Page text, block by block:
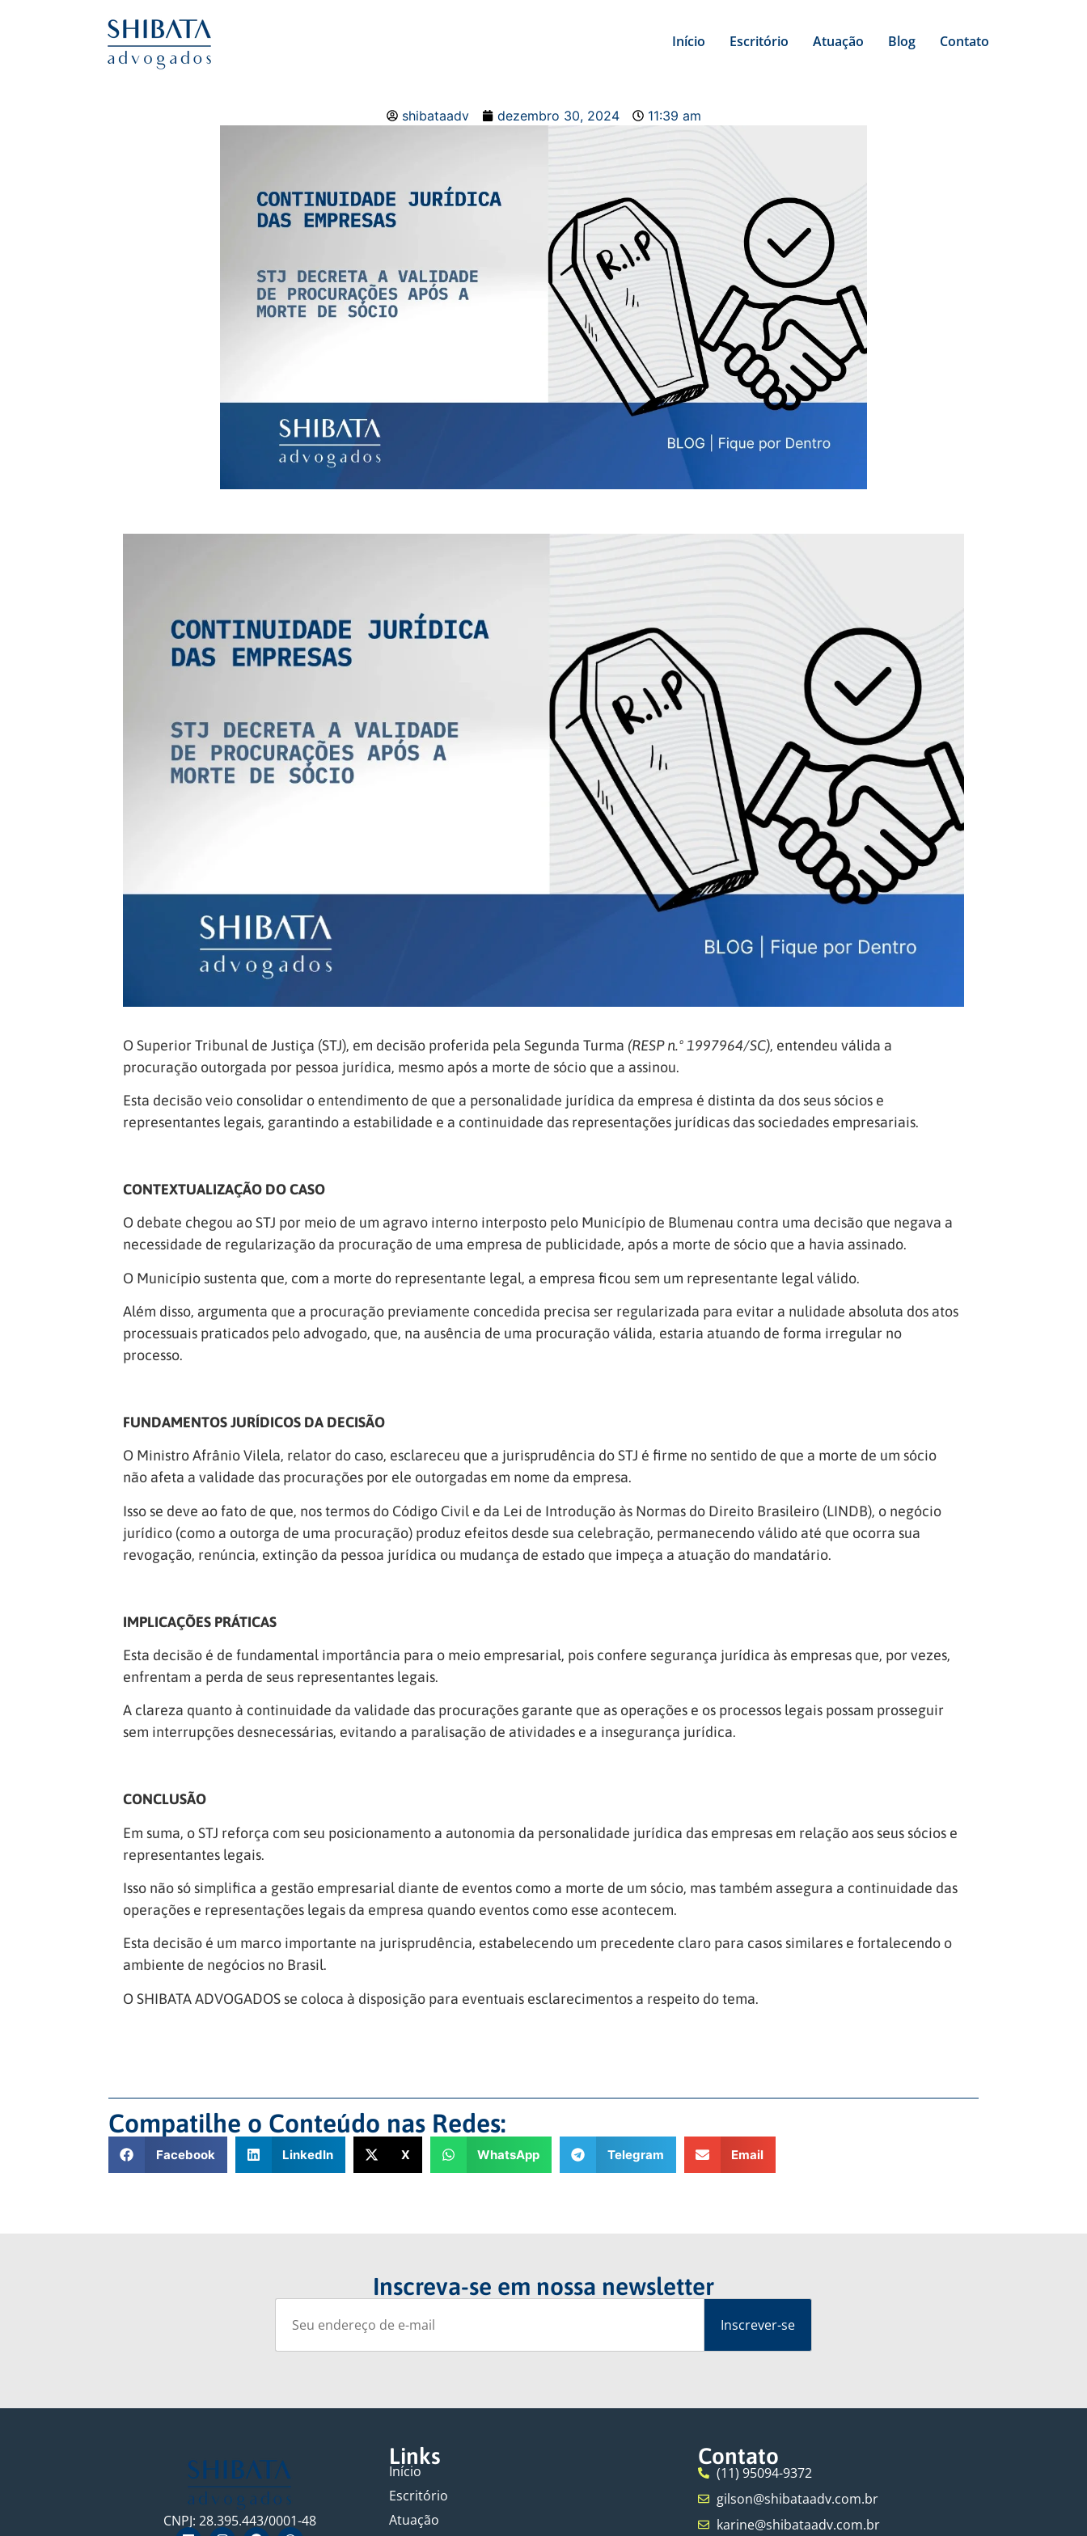
Início Escritório Atuação Blog Contato
shibataadv dezembro 30, 2024 11:39 am
O Superior Tribunal de Justiça (STJ), em decisão proferida pela Segunda Turma (RESP n.º 1997964/SC), entendeu válida a
procuração outorgada por pessoa jurídica, mesmo após a morte de sócio que a assinou.
Esta decisão veio consolidar o entendimento de que a personalidade jurídica da empresa é distinta da dos seus sócios e
representantes legais, garantindo a estabilidade e a continuidade das representações jurídicas das sociedades empresariais.
CONTEXTUALIZAÇÃO DO CASO
O debate chegou ao STJ por meio de um agravo interno interposto pelo Município de Blumenau contra uma decisão que negava a
necessidade de regularização da procuração de uma empresa de publicidade, após a morte de sócio que a havia assinado.
O Município sustenta que, com a morte do representante legal, a empresa ficou sem um representante legal válido.
Além disso, argumenta que a procuração previamente concedida precisa ser regularizada para evitar a nulidade absoluta dos atos
processuais praticados pelo advogado, que, na ausência de uma procuração válida, estaria atuando de forma irregular no
processo.
FUNDAMENTOS JURÍDICOS DA DECISÃO
O Ministro Afrânio Vilela, relator do caso, esclareceu que a jurisprudência do STJ é firme no sentido de que a morte de um sócio
não afeta a validade das procurações por ele outorgadas em nome da empresa.
Isso se deve ao fato de que, nos termos do Código Civil e da Lei de Introdução às Normas do Direito Brasileiro (LINDB), o negócio
jurídico (como a outorga de uma procuração) produz efeitos desde sua celebração, permanecendo válido até que ocorra sua
revogação, renúncia, extinção da pessoa jurídica ou mudança de estado que impeça a atuação do mandatário.
IMPLICAÇÕES PRÁTICAS
Esta decisão é de fundamental importância para o meio empresarial, pois confere segurança jurídica às empresas que, por vezes,
enfrentam a perda de seus representantes legais.
A clareza quanto à continuidade da validade das procurações garante que as operações e os processos legais possam prosseguir
sem interrupções desnecessárias, evitando a paralisação de atividades e a insegurança jurídica.
CONCLUSÃO
Em suma, o STJ reforça com seu posicionamento a autonomia da personalidade jurídica das empresas em relação aos seus sócios e
representantes legais.
Isso não só simplifica a gestão empresarial diante de eventos como a morte de um sócio, mas também assegura a continuidade das
operações e representações legais da empresa quando eventos como esse acontecem.
Esta decisão é um marco importante na jurisprudência, estabelecendo um precedente claro para casos similares e fortalecendo o
ambiente de negócios no Brasil.
O SHIBATA ADVOGADOS se coloca à disposição para eventuais esclarecimentos a respeito do tema.
Compatilhe o Conteúdo nas Redes:
Facebook LinkedIn X WhatsApp Telegram Email
Inscreva-se em nossa newsletter
CNPJ: 28.395.443/0001-48
Links
Início
Escritório
Atuação
Contato
(11) 95094-9372
gilson@shibataadv.com.br
karine@shibataadv.com.br